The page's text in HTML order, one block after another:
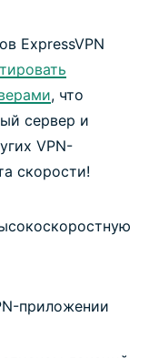
без риска
ExpressVPN
, что
сервер и
VPN-
скорости!
приложении